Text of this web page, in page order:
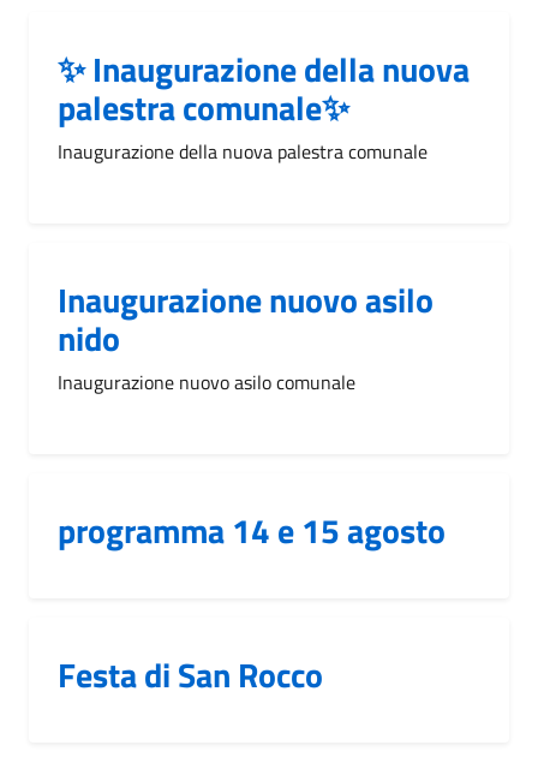
✨ Inaugurazione della nuova
palestra comunale✨
Inaugurazione della nuova palestra comunale
Inaugurazione nuovo asilo
nido
Inaugurazione nuovo asilo comunale
programma 14 e 15 agosto
Festa di San Rocco